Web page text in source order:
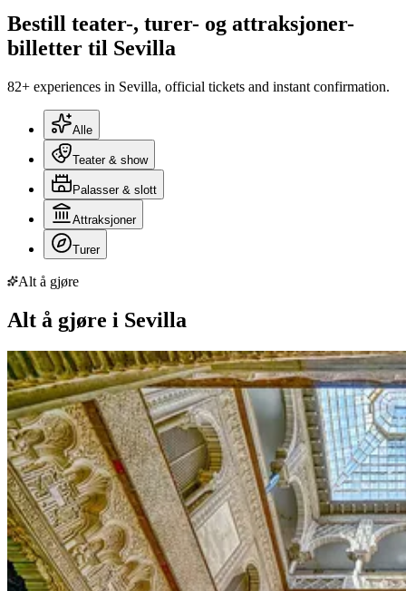
Bestill teater-, turer- og attraksjoner-
billetter til Sevilla
82+ experiences in Sevilla, official tickets and instant confirmation.
Alle
Teater & show
Palasser & slott
Attraksjoner
Turer
Alt å gjøre
Alt å gjøre i Sevilla